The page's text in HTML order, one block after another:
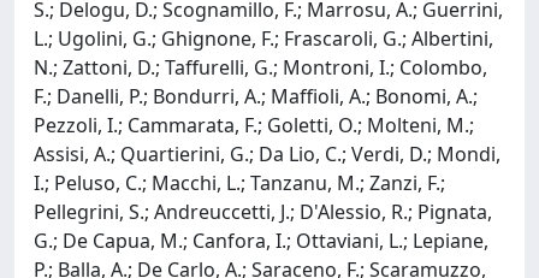
S.; Delogu, D.; Scognamillo, F.; Marrosu, A.; Guerrini,
L.; Ugolini, G.; Ghignone, F.; Frascaroli, G.; Albertini,
N.; Zattoni, D.; Taffurelli, G.; Montroni, I.; Colombo,
F.; Danelli, P.; Bondurri, A.; Maffioli, A.; Bonomi, A.;
Pezzoli, I.; Cammarata, F.; Goletti, O.; Molteni, M.;
Assisi, A.; Quartierini, G.; Da Lio, C.; Verdi, D.; Mondi,
I.; Peluso, C.; Macchi, L.; Tanzanu, M.; Zanzi, F.;
Pellegrini, S.; Andreuccetti, J.; D'Alessio, R.; Pignata,
G.; De Capua, M.; Canfora, I.; Ottaviani, L.; Lepiane,
P.; Balla, A.; De Carlo, A.; Saraceno, F.; Scaramuzzo,